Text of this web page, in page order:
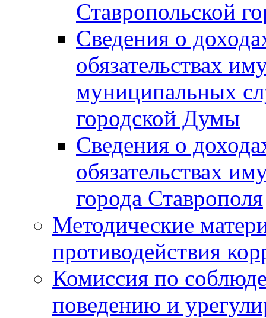
Ставропольской
Сведения о
обязательствах
муниципальных
городской Думы
Сведения о
обязательствах
города Ставрополя
Методические
противодействия
Комиссия по
поведению и